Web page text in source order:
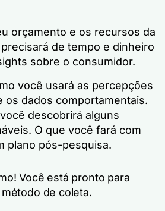
orçamento e os recursos da
de tempo e dinheiro
sobre o consumidor.
você usará as percepções
os dados comportamentais.
descobrirá alguns
O que você fará com
plano pós-pesquisa.
Você está pronto para
de coleta.